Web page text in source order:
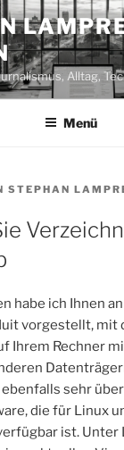
Alltag,
Menü
STEPHAN
habe ich Ihnen
vorgestellt, mit
Ihrem Rechner
sehr
die für Linux
ist. Unter